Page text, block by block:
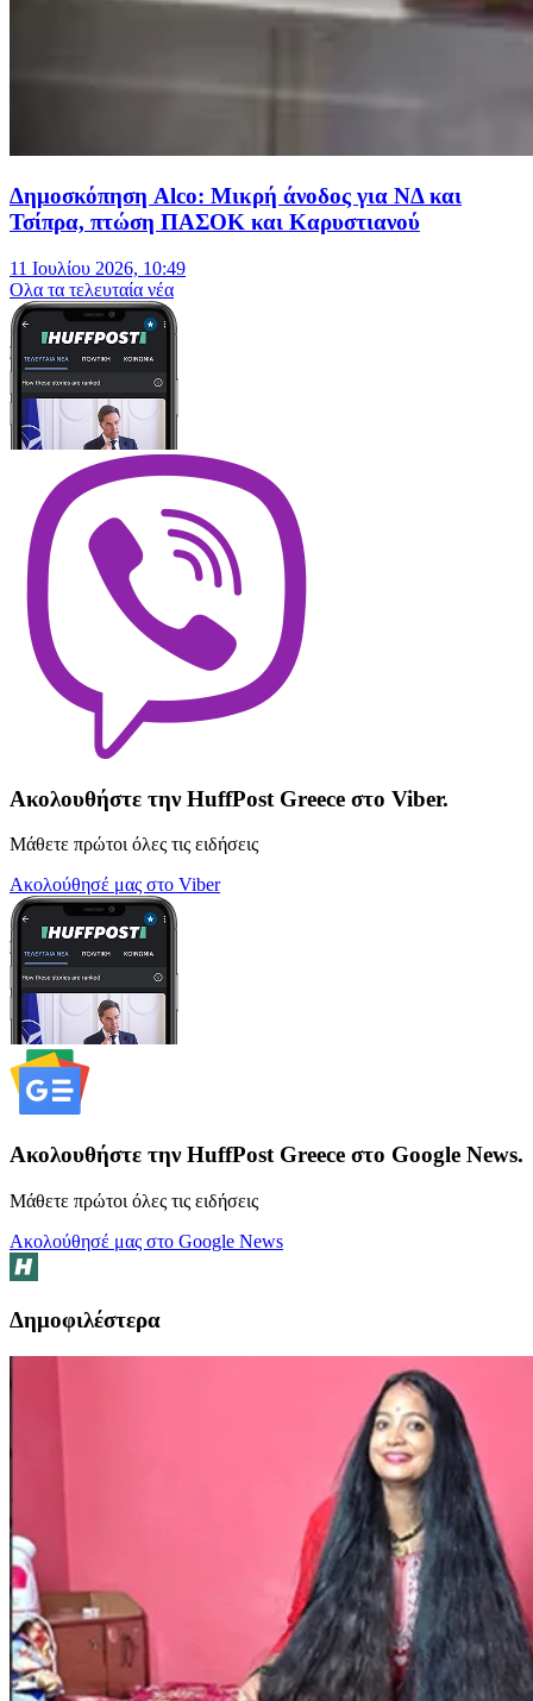
Δημοσκόπηση Alco: Μικρή άνοδος για ΝΔ και
Τσίπρα, πτώση ΠΑΣΟΚ και Καρυστιανού
11 Ιουλίου 2026, 10:49
Oλα τα τελευταία νέα
Ακολουθήστε την HuffPost Greece στο Viber.
Μάθετε πρώτοι όλες τις ειδήσεις
Ακολούθησέ μας στο Viber
Ακολουθήστε την HuffPost Greece στο Google News.
Μάθετε πρώτοι όλες τις ειδήσεις
Ακολούθησέ μας στο Google News
Δημοφιλέστερα